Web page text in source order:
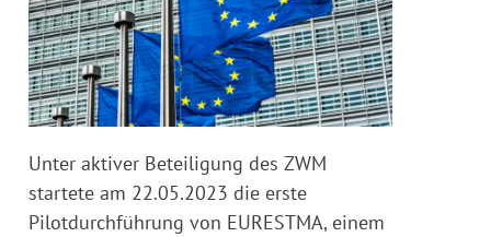
Unter aktiver Beteiligung des ZWM
startete am 22.05.2023 die erste
Pilotdurchführung von EURESTMA, einem